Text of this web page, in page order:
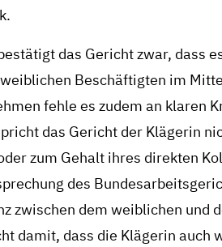
das Gericht zwar, dass
Beschäftigten im
fehle es zudem an klaren
das Gericht der Klägerin
zum Gehalt ihres direkten
des
zwischen dem weiblichen und
damit, dass die Klägerin